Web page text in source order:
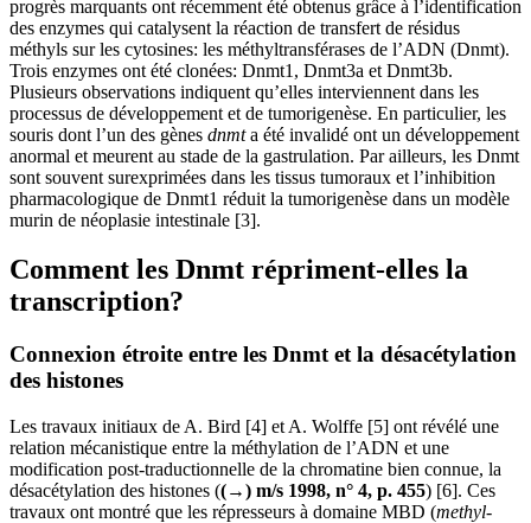
progrès marquants ont récemment été obtenus grâce à l’identification
des enzymes qui catalysent la réaction de transfert de résidus
méthyls sur les cytosines: les méthyltransférases de l’ADN (Dnmt).
Trois enzymes ont été clonées: Dnmt1, Dnmt3a et Dnmt3b.
Plusieurs observations indiquent qu’elles interviennent dans les
processus de développement et de tumorigenèse. En particulier, les
souris dont l’un des gènes dnmta été invalidé ont un développement
anormal et meurent au stade de la gastrulation. Par ailleurs, les Dnmt
sont souvent surexprimées dans les tissus tumoraux et l’inhibition
pharmacologique de Dnmt1 réduit la tumorigenèse dans un modèle
murin de néoplasie intestinale [3].
Comment les Dnmt répriment-elles la
transcription?
Connexion étroite entre les Dnmt et la désacétylation
des histones
Les travaux initiaux de A. Bird [4] et A. Wolffe [5] ont révélé une
relation mécanistique entre la méthylation de l’ADN et une
modification post-traductionnelle de la chromatine bien connue, la
désacétylation des histones ((→) m/s 1998, n° 4, p. 455) [6]. Ces
travaux ont montré que les répresseurs à domaine MBD (methyl-